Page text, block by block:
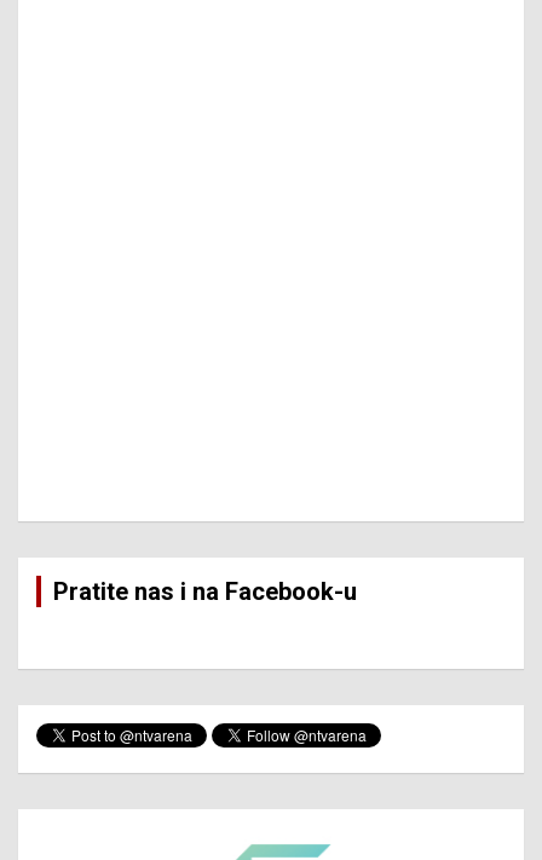
Pratite nas i na Facebook-u